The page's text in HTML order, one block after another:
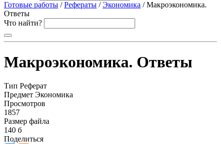
Готовые работы /Рефераты /Экономика / Макроэкономика.
Ответы
Что найти?
Макроэкономика. Ответы
Тип Реферат
Предмет Экономика
Просмотров
1857
Размер файла
140 б
Поделиться